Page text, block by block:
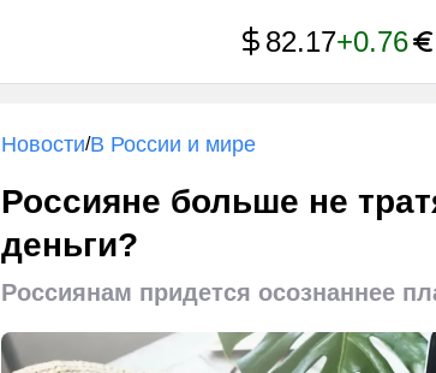
82.17+0.76
Новости/В России и мире
Россияне больше не
деньги?
Россиянам придется осознаннее